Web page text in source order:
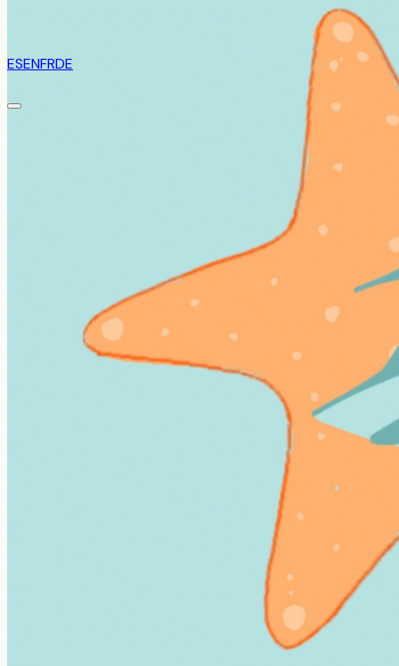
ESENFRDE
Nuestra escuela náutica se llama SLM
visitar la página de SLM
Desde Rentboatinalicante queremos ofrecer la formación